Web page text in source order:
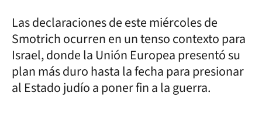
Las declaraciones de este miércoles de
Smotrich ocurren en un tenso contexto para
Israel, donde la Unión Europea presentó su
plan más duro hasta la fecha para presionar
al Estado judío a poner fin a la guerra.